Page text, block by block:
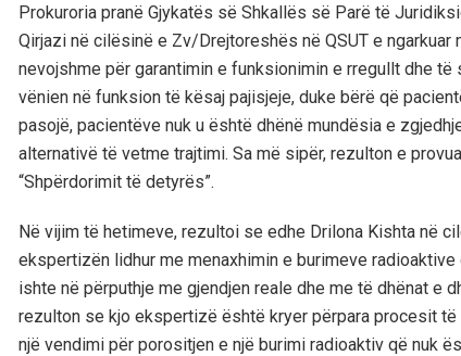
Prokuroria pranë Gjykatës së Shkallës së Parë të
Qirjazi në cilësinë e Zv/Drejtoreshës në QSUT e
nevojshme për garantimin e funksionimin e rregullt dhe
vënien në funksion të kësaj pajisjeje, duke bërë që
pasojë, pacientëve nuk u është dhënë mundësia e
alternativë të vetme trajtimi. Sa më sipër, rezulton e
“Shpërdorimit të detyrës”.
Në vijim të hetimeve, rezultoi se edhe Drilona Kishta në
ekspertizën lidhur me menaxhimin e burimeve
ishte në përputhje me gjendjen reale dhe me të dhënat e
rezulton se kjo ekspertizë është kryer përpara procesit
një vendimi për porositjen e një burimi radioaktiv që nuk